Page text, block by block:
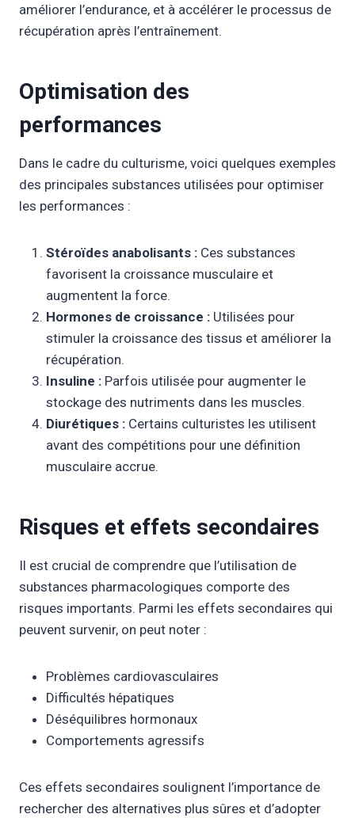
améliorer l’endurance, et à accélérer le processus de
récupération après l’entraînement.
Optimisation des
performances
Dans le cadre du culturisme, voici quelques exemples
des principales substances utilisées pour optimiser
les performances :
Stéroïdes anabolisants : Ces substances
favorisent la croissance musculaire et
augmentent la force.
Hormones de croissance : Utilisées pour
stimuler la croissance des tissus et améliorer la
récupération.
Insuline : Parfois utilisée pour augmenter le
stockage des nutriments dans les muscles.
Diurétiques : Certains culturistes les utilisent
avant des compétitions pour une définition
musculaire accrue.
Risques et effets secondaires
Il est crucial de comprendre que l’utilisation de
substances pharmacologiques comporte des
risques importants. Parmi les effets secondaires qui
peuvent survenir, on peut noter :
Problèmes cardiovasculaires
Difficultés hépatiques
Déséquilibres hormonaux
Comportements agressifs
Ces effets secondaires soulignent l’importance de
rechercher des alternatives plus sûres et d’adopter